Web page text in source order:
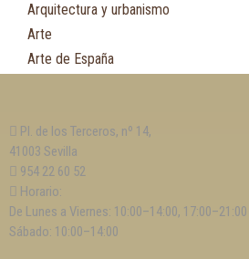
Arquitectura y urbanismo
Arte
Arte de España
Asturias
Automovilismo, ciclismo y Motociclismo
Aviación y Aeronáutica
B
Pl. de los Terceros, nº 14,
41003 Sevilla
954 22 60 52
Horario:
De Lunes a Viernes: 10:00–14:00, 17:00–21:00
Sábado: 10:00–14:00